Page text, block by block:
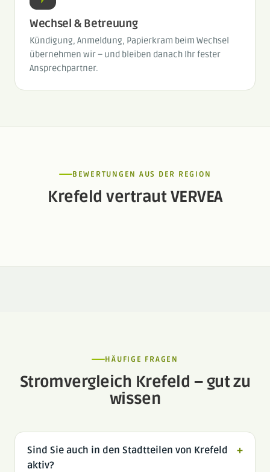
Wechsel & Betreuung
Kündigung, Anmeldung, Papierkram beim Wechsel
übernehmen wir – und bleiben danach Ihr fester
Ansprechpartner.
BEWERTUNGEN AUS DER REGION
Krefeld vertraut VERVEA
HÄUFIGE FRAGEN
Stromvergleich Krefeld – gut zu
wissen
Sind Sie auch in den Stadtteilen von Krefeld
aktiv?
+